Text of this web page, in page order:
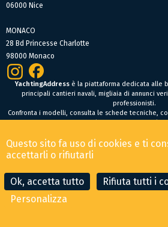
CONTATTA IL BROKER
06000 Nice
MONACO
28 Bd Princesse Charlotte
98000 Monaco
YachtingAddressè la piattaforma dedicata alle
principali cantieri navali, migliaia di annunci
professionisti.
Confronta i modelli, consulta le schede tecniche,
oppure fai un’offerta online per trovare
Condizioni Generali di Vendita-
© 2026
Questo sito fa uso di cookies e ti
accettarli o rifiutarli
Ok, accetta tutto
Rifiuta tutti i
Personalizza